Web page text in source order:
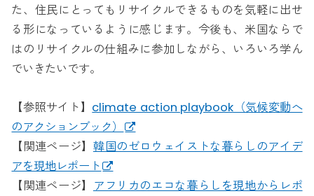
た、住民にとってもリサイクルできるものを気軽に出せ
る形になっているように感じます。今後も、米国ならで
はのリサイクルの仕組みに参加しながら、いろいろ学ん
でいきたいです。
【参照サイト】 climate action playbook（気候変動へ
のアクションブック）
【関連ページ】 韓国のゼロウェイストな暮らしのアイデ
アを現地レポート
【関連ページ】 アフリカのエコな暮らしを現地からレポ